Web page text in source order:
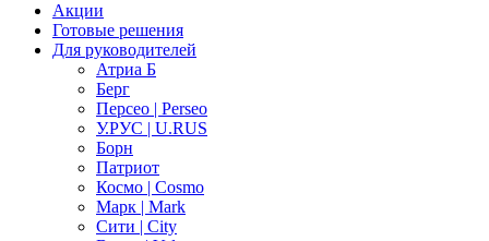
Акции
Готовые решения
Для руководителей
Атриа Б
Берг
Персео | Perseo
У.РУС | U.RUS
Борн
Патриот
Космо | Cosmo
Марк | Mark
Сити | City